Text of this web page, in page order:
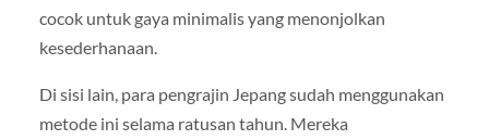
cocok untuk gaya minimalis yang menonjolkan
kesederhanaan.
Di sisi lain, para pengrajin Jepang sudah menggunakan
metode ini selama ratusan tahun. Mereka